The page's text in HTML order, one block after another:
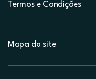
Termos e Condições
Mapa do site